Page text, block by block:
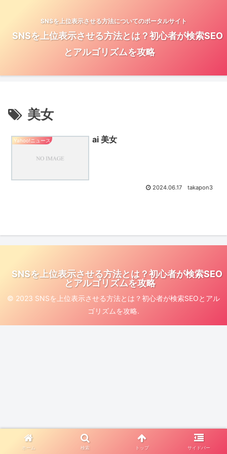
SNSを上位表示させる方法についてのポータルサイト
SNSを上位表示させる方法とは？初心者が検索SEO
とアルゴリズムを攻略
美女
Yahoo!ニュース ai 美女
2024.06.17 takapon3
SNSを上位表示させる方法とは？初心者が検索SEO
とアルゴリズムを攻略
© 2023 SNSを上位表示させる方法とは？初心者が検索SEOとアル
ゴリズムを攻略.
ホーム 検索 トップ サイドバー